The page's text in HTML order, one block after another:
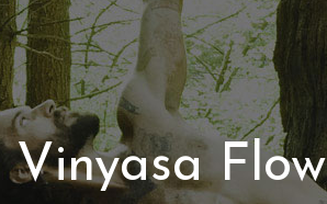
Vinyasa Flow